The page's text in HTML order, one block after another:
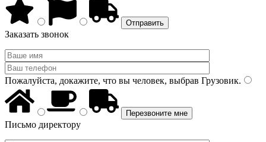
Заказать звонок
Пожалуйста, докажите, что вы человек, выбрав Грузовик.
Письмо директору